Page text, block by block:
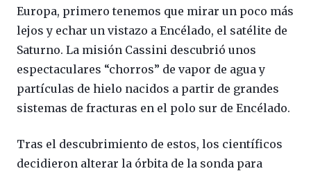
Europa, primero tenemos que mirar un poco más
lejos y echar un vistazo a Encélado, el satélite de
Saturno. La misión Cassini descubrió unos
espectaculares “chorros” de vapor de agua y
partículas de hielo nacidos a partir de grandes
sistemas de fracturas en el polo sur de Encélado.
Tras el descubrimiento de estos, los científicos
decidieron alterar la órbita de la sonda para